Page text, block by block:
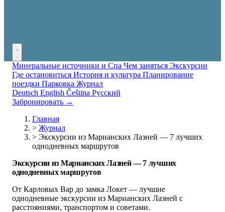
Минеральные источники и Спа Чем заняться Экскурсии
Где остановиться История и культура Планирование
поездки Парковка Журнал
Deutsch English Čeština Русский
Забронировать →
Главная
> Журнал
> Экскурсии из Марианских Лазней — 7 лучших
однодневных маршрутов
Экскурсии из Марианских Лазней — 7 лучших
однодневных маршрутов
От Карловых Вар до замка Локет — лучшие
однодневные экскурсии из Марианских Лазней с
расстояниями, транспортом и советами.